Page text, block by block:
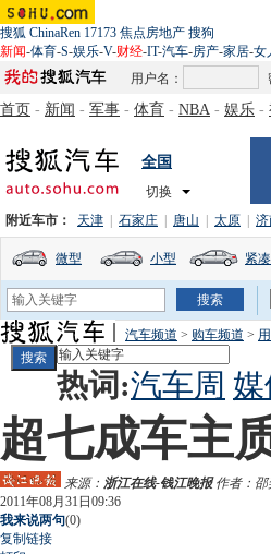
搜狐 ChinaRen 17173 焦点房地产 搜狗
新闻-体育-S-娱乐-V-财经-IT-汽车-房产-家居-女
用户名：
首页 - 新闻 - 军事 - 体育 - NBA - 娱乐 -
全国
切换
附近车市： 天津 石家庄 唐山 太原
微型 小型 紧
汽车频道 > 购车频道 >
热词:汽车周
超七成车主
来源： 浙江在线-钱江晚报作者：邵
2011年08月31日09:36
我来说两句(0)
复制链接